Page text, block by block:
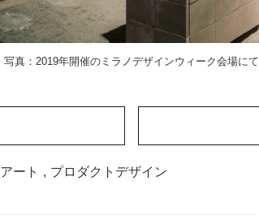
写真：2019年開催のミラノデザインウィーク会場にて
アート , プロダクトデザイン